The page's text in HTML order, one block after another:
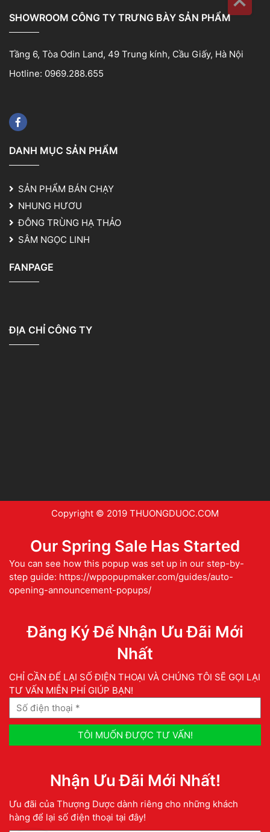
SHOWROOM CÔNG TY TRƯNG BÀY SẢN PHẨM
Tầng 6, Tòa Odin Land, 49 Trung kính, Cầu Giấy, Hà Nội
Hotline: 0969.288.655
DANH MỤC SẢN PHẨM
SẢN PHẨM BÁN CHẠY
NHUNG HƯƠU
ĐÔNG TRÙNG HẠ THẢO
SÂM NGỌC LINH
FANPAGE
ĐỊA CHỈ CÔNG TY
Copyright © 2019 THUONGDUOC.COM
Our Spring Sale Has Started
You can see how this popup was set up in our step-by-
step guide: https://wppopupmaker.com/guides/auto-
opening-announcement-popups/
Đăng Ký Để Nhận Ưu Đãi Mới
Nhất
CHỈ CẦN ĐỂ LẠI SỐ ĐIỆN THOẠI VÀ CHÚNG TÔI SẼ GỌI LẠI
TƯ VẤN MIỄN PHÍ GIÚP BẠN!
Nhận Ưu Đãi Mới Nhất!
Ưu đãi của Thượng Dược dành riêng cho những khách
hàng để lại số điện thoại tại đây!